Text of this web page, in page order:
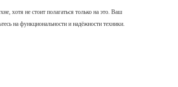
хотя не стоит полагаться только на это. Ваш
на функциональности и надёжности техники.